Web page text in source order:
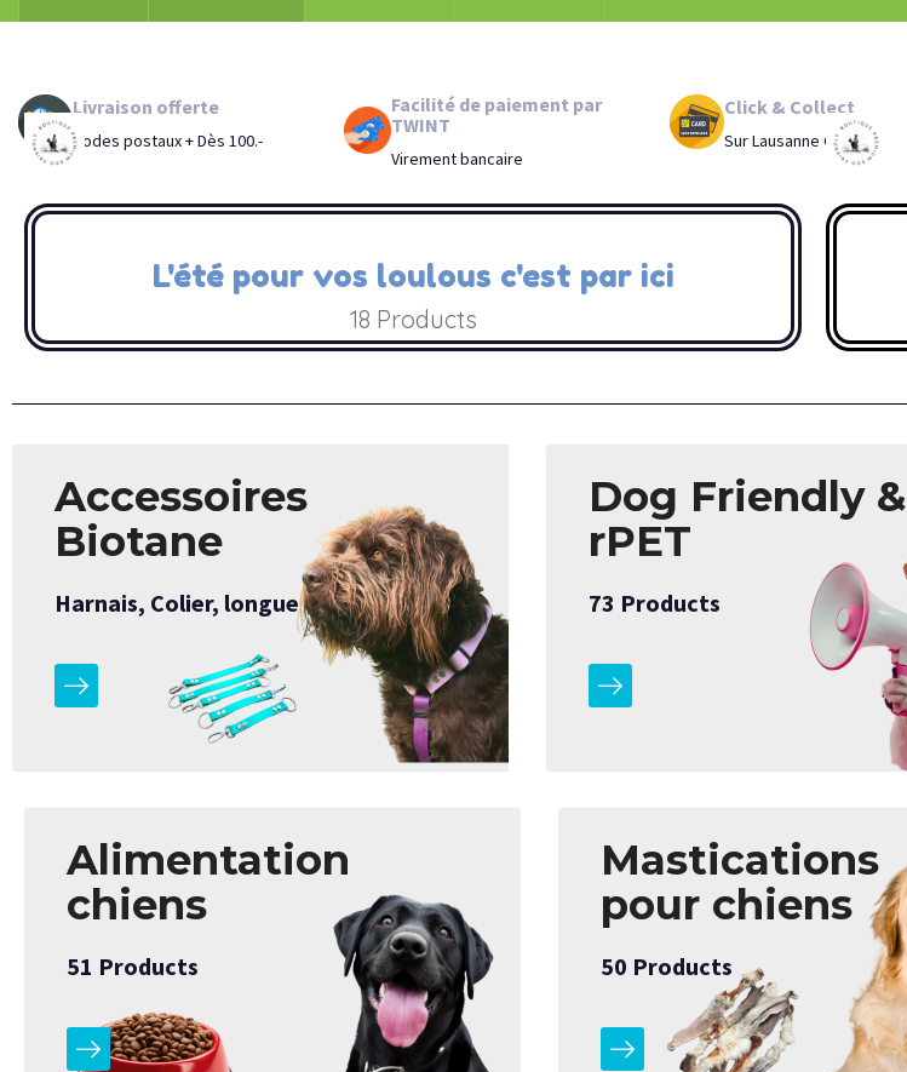
Livraison offerte
Codes postaux + Dès 100.-
Facilité de paiement par
TWINT
Virement bancaire
Click & Collect
Sur Lausanne Chailly
L'été pour vos loulous c'est par ici
18 Products
Accessoires
Biotane
Harnais, Colier, longue
Dog Friendly &
rPET
73 Products
Alimentation
chiens
51 Products
Mastications
pour chiens
50 Products